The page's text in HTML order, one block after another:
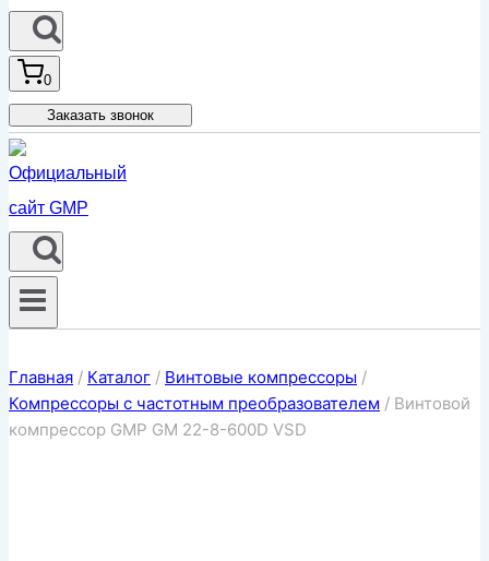
0
Заказать звонок
Главная / Каталог / Винтовые компрессоры /
Компрессоры с частотным преобразователем / Винтовой
компрессор GMP GM 22-8-600D VSD